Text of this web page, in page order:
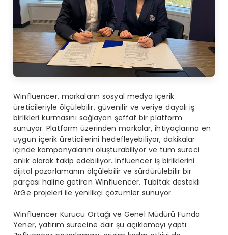
Winfluencer, markaların sosyal medya içerik
üreticileriyle ölçülebilir, güvenilir ve veriye dayalı iş
birlikleri kurmasını sağlayan şeffaf bir platform
sunuyor. Platform üzerinden markalar, ihtiyaçlarına en
uygun içerik üreticilerini hedefleyebiliyor, dakikalar
içinde kampanyalarını oluşturabiliyor ve tüm süreci
anlık olarak takip edebiliyor. Influencer iş birliklerini
dijital pazarlamanın ölçülebilir ve sürdürülebilir bir
parçası haline getiren Winfluencer, Tübitak destekli
ArGe projeleri ile yenilikçi çözümler sunuyor.
Winfluencer Kurucu Ortağı ve Genel Müdürü Funda
Yener, yatırım sürecine dair şu açıklamayı yaptı: